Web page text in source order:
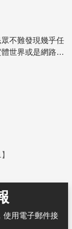
不難發現幾乎任
世界或是網路
在自身的網站
使用電子郵件接